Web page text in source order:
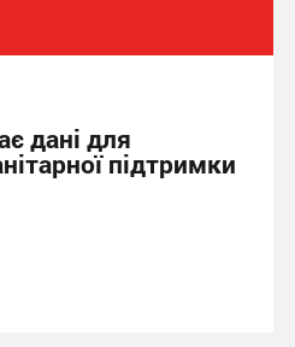
дані для
підтримки